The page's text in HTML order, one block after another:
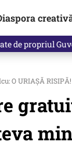
pilotului
O URIAȘĂ